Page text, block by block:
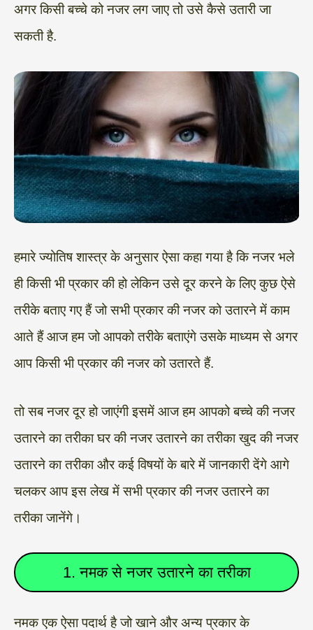
अगर किसी बच्चे को नजर लग जाए तो उसे कैसे उतारी जा
सकती है.
हमारे ज्योतिष शास्त्र के अनुसार ऐसा कहा गया है कि नजर भले
ही किसी भी प्रकार की हो लेकिन उसे दूर करने के लिए कुछ ऐसे
तरीके बताए गए हैं जो सभी प्रकार की नजर को उतारने में काम
आते हैं आज हम जो आपको तरीके बताएंगे उसके माध्यम से अगर
आप किसी भी प्रकार की नजर को उतारते हैं.
तो सब नजर दूर हो जाएंगी इसमें आज हम आपको बच्चे की नजर
उतारने का तरीका घर की नजर उतारने का तरीका खुद की नजर
उतारने का तरीका और कई विषयों के बारे में जानकारी देंगे आगे
चलकर आप इस लेख में सभी प्रकार की नजर उतारने का
तरीका जानेंगे।
1. नमक से नजर उतारने का तरीका
नमक एक ऐसा पदार्थ है जो खाने और अन्य प्रकार के